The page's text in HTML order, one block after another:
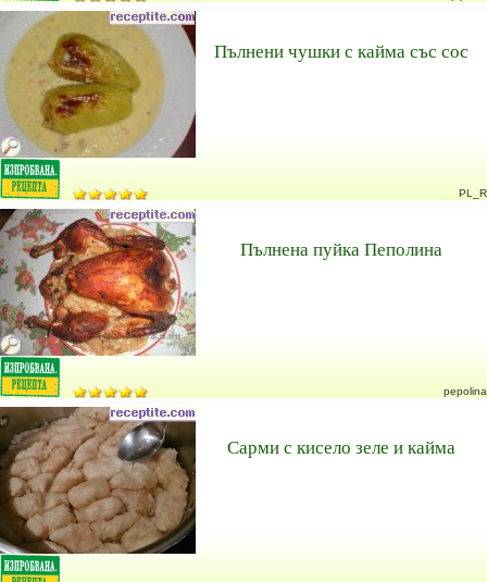
Пълнени чушки с кайма със сос
PL_R
Пълнена пуйка Пеполина
pepolina
Сарми с кисело зеле и кайма